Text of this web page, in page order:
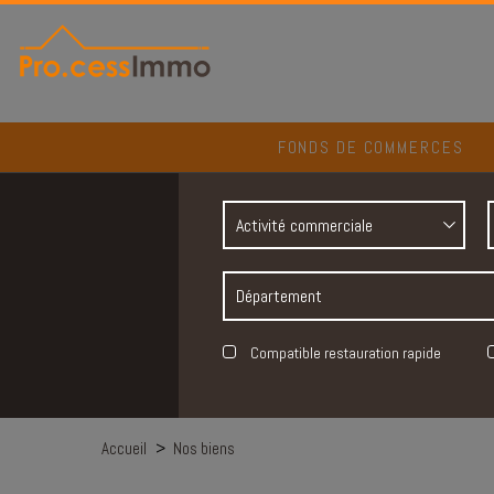
FONDS DE COMMERCES
Activité commerciale
Département
Compatible restauration rapide
Accueil > Nos biens
Panneau de gestion des cookies